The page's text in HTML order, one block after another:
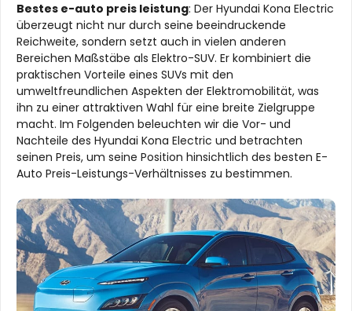
Bestes e-auto preis leistung: Der Hyundai Kona Electric
überzeugt nicht nur durch seine beeindruckende
Reichweite, sondern setzt auch in vielen anderen
Bereichen Maßstäbe als Elektro-SUV. Er kombiniert die
praktischen Vorteile eines SUVs mit den
umweltfreundlichen Aspekten der Elektromobilität, was
ihn zu einer attraktiven Wahl für eine breite Zielgruppe
macht. Im Folgenden beleuchten wir die Vor- und
Nachteile des Hyundai Kona Electric und betrachten
seinen Preis, um seine Position hinsichtlich des besten E-
Auto Preis-Leistungs-Verhältnisses zu bestimmen.